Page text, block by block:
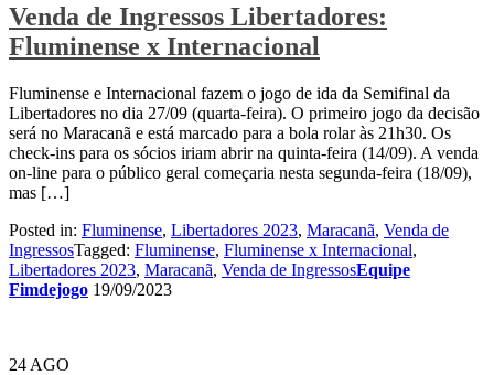
Venda de Ingressos Libertadores:
Fluminense x Internacional
Fluminense e Internacional fazem o jogo de ida da Semifinal da
Libertadores no dia 27/09 (quarta-feira). O primeiro jogo da decisão
será no Maracanã e está marcado para a bola rolar às 21h30. Os
check-ins para os sócios iriam abrir na quinta-feira (14/09). A venda
on-line para o público geral começaria nesta segunda-feira (18/09),
mas […]
Posted in: Fluminense, Libertadores 2023, Maracanã, Venda de
IngressosTagged: Fluminense, Fluminense x Internacional,
Libertadores 2023, Maracanã, Venda de IngressosEquipe
Fimdejogo 19/09/2023
24 AGO